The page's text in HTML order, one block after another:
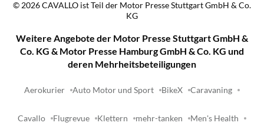
© 2026CAVALLO ist Teil der Motor Presse Stuttgart GmbH & Co.
KG
Weitere Angebote der Motor Presse Stuttgart GmbH &
Co. KG & Motor Presse Hamburg GmbH & Co. KG und
deren Mehrheitsbeteiligungen
Aerokurier Auto Motor und Sport BikeX Caravaning
Cavallo Flugrevue Klettern mehr-tanken Men's Health